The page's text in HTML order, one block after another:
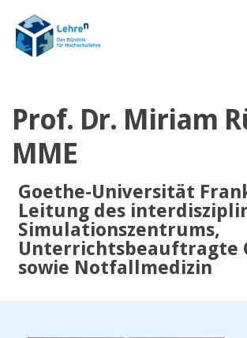
Prof. Dr. Miriam
MME
Goethe-Universität
Leitung des
Simulationszentrums,
Unterrichtsbeauftragte
sowie Notfallmedizin